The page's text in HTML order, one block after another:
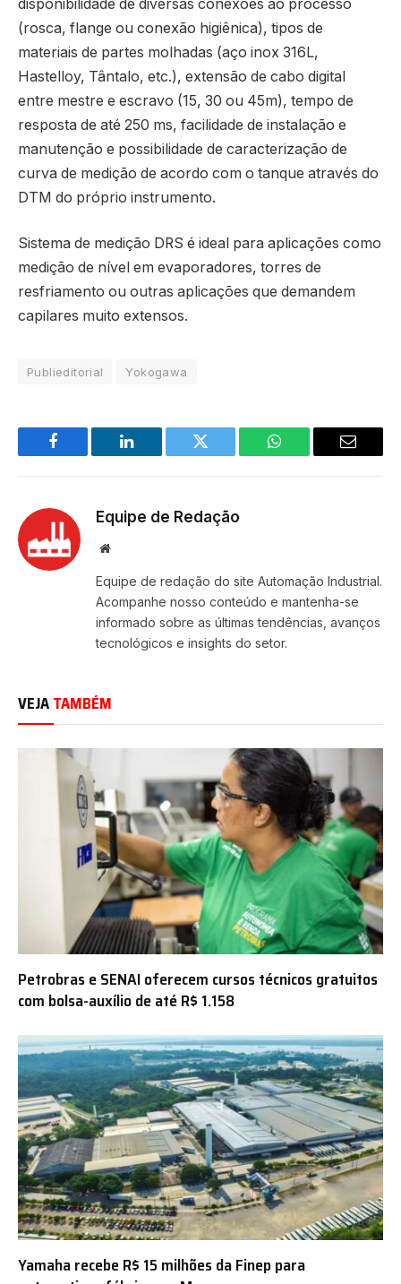
disponibilidade de diversas conexões ao processo
(rosca, flange ou conexão higiênica), tipos de
materiais de partes molhadas (aço inox 316L,
Hastelloy, Tântalo, etc.), extensão de cabo digital
entre mestre e escravo (15, 30 ou 45m), tempo de
resposta de até 250 ms, facilidade de instalação e
manutenção e possibilidade de caracterização de
curva de medição de acordo com o tanque através do
DTM do próprio instrumento.
Sistema de medição DRS é ideal para aplicações como
medição de nível em evaporadores, torres de
resfriamento ou outras aplicações que demandem
capilares muito extensos.
Publieditorial Yokogawa
Facebook LinkedIn Twitter WhatsApp Email
Equipe de Redação
Site
Equipe de redação do site Automação Industrial.
Acompanhe nosso conteúdo e mantenha-se
informado sobre as últimas tendências, avanços
tecnológicos e insights do setor.
VEJATAMBÉM
Petrobras e SENAI oferecem cursos técnicos gratuitos
com bolsa-auxílio de até R$ 1.158
Yamaha recebe R$ 15 milhões da Finep para